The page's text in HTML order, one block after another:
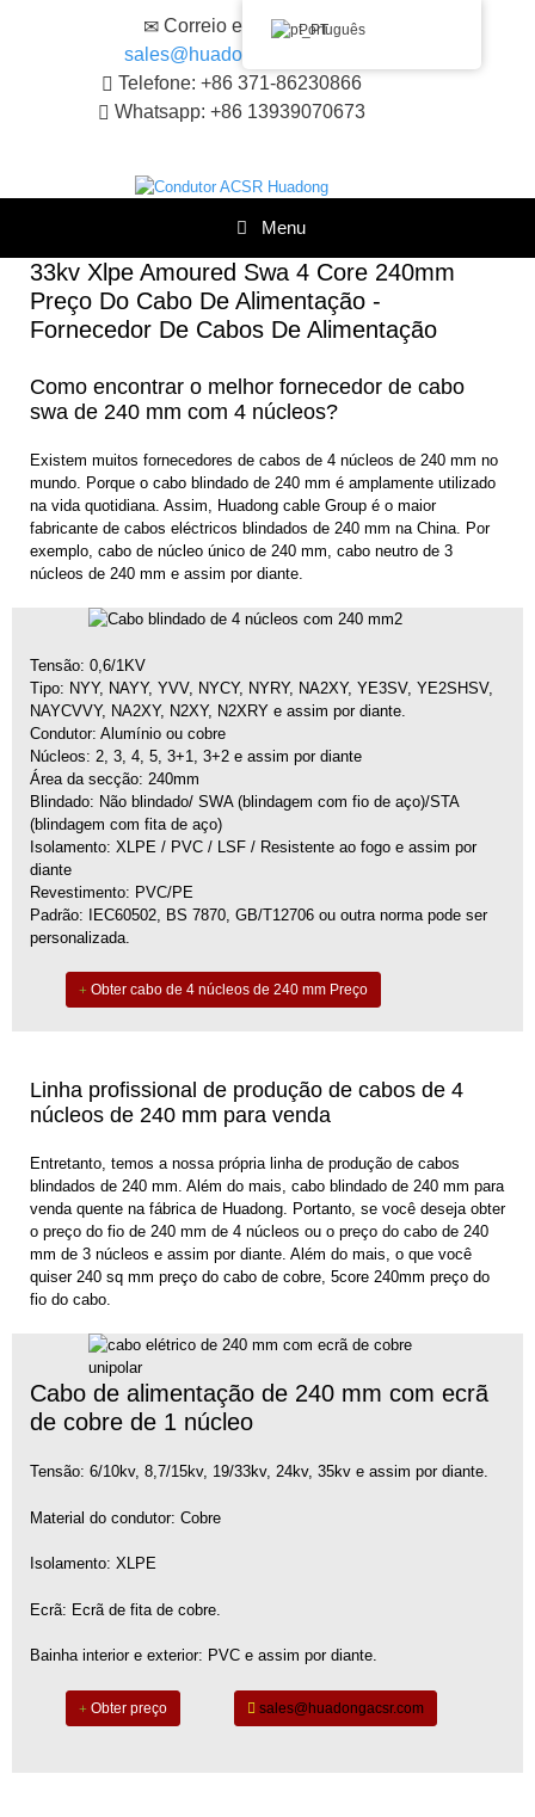
Correio eletrónico:
sales@huadongacsr.com
Telefone: +86 371-86230866
Whatsapp: +86 13939070673
Menu
33kv Xlpe Amoured Swa 4 Core 240mm
Preço Do Cabo De Alimentação -
Fornecedor De Cabos De Alimentação
Como encontrar o melhor fornecedor de cabo
swa de 240 mm com 4 núcleos?
Existem muitos fornecedores de cabos de 4 núcleos de 240 mm no
mundo. Porque o cabo blindado de 240 mm é amplamente utilizado
na vida quotidiana. Assim, Huadong cable Group é o maior
fabricante de cabos eléctricos blindados de 240 mm na China. Por
exemplo, cabo de núcleo único de 240 mm, cabo neutro de 3
núcleos de 240 mm e assim por diante.
Tensão: 0,6/1KV
Tipo: NYY, NAYY, YVV, NYCY, NYRY, NA2XY, YE3SV, YE2SHSV,
NAYCVVY, NA2XY, N2XY, N2XRY e assim por diante.
Condutor: Alumínio ou cobre
Núcleos: 2, 3, 4, 5, 3+1, 3+2 e assim por diante
Área da secção: 240mm
Blindado: Não blindado/ SWA (blindagem com fio de aço)/STA
(blindagem com fita de aço)
Isolamento: XLPE / PVC / LSF / Resistente ao fogo e assim por
diante
Revestimento: PVC/PE
Padrão: IEC60502, BS 7870, GB/T12706 ou outra norma pode ser
personalizada.
Obter cabo de 4 núcleos de 240 mm Preço
Linha profissional de produção de cabos de 4
núcleos de 240 mm para venda
Entretanto, temos a nossa própria linha de produção de cabos
blindados de 240 mm. Além do mais, cabo blindado de 240 mm para
venda quente na fábrica de Huadong. Portanto, se você deseja obter
o preço do fio de 240 mm de 4 núcleos ou o preço do cabo de 240
mm de 3 núcleos e assim por diante. Além do mais, o que você
quiser 240 sq mm preço do cabo de cobre, 5core 240mm preço do
fio do cabo.
Cabo de alimentação de 240 mm com ecrã
de cobre de 1 núcleo
Tensão: 6/10kv, 8,7/15kv, 19/33kv, 24kv, 35kv e assim por diante.
Material do condutor: Cobre
Isolamento: XLPE
Ecrã: Ecrã de fita de cobre.
Bainha interior e exterior: PVC e assim por diante.
Obter preço sales@huadongacsr.com
Português